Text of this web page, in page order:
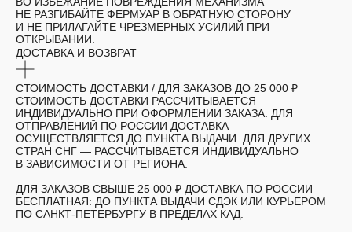
НЕ РАЗГИБАЙТЕ ФЕРМУАР В ОБРАТНУЮ СТОРОНУ
И НЕ ПРИЛАГАЙТЕ ЧРЕЗМЕРНЫХ УСИЛИЙ ПРИ
ОТКРЫВАНИИ.
ДОСТАВКА И ВОЗВРАТ
СТОИМОСТЬ ДОСТАВКИ / ДЛЯ ЗАКАЗОВ ДО 25 000 ₽
СТОИМОСТЬ ДОСТАВКИ РАССЧИТЫВАЕТСЯ
ИНДИВИДУАЛЬНО ПРИ ОФОРМЛЕНИИ ЗАКАЗА. ДЛЯ
ОТПРАВЛЕНИЙ ПО РОССИИ ДОСТАВКА
ОСУЩЕСТВЛЯЕТСЯ ДО ПУНКТА ВЫДАЧИ. ДЛЯ ДРУГИХ
СТРАН СНГ — РАССЧИТЫВАЕТСЯ ИНДИВИДУАЛЬНО
В ЗАВИСИМОСТИ ОТ РЕГИОНА.
ДЛЯ ЗАКАЗОВ СВЫШЕ 25 000 ₽ ДОСТАВКА ПО РОССИИ
БЕСПЛАТНАЯ: ДО ПУНКТА ВЫДАЧИ СДЭК ИЛИ КУРЬЕРОМ
ПО САНКТ-ПЕТЕРБУРГУ В ПРЕДЕЛАХ КАД.